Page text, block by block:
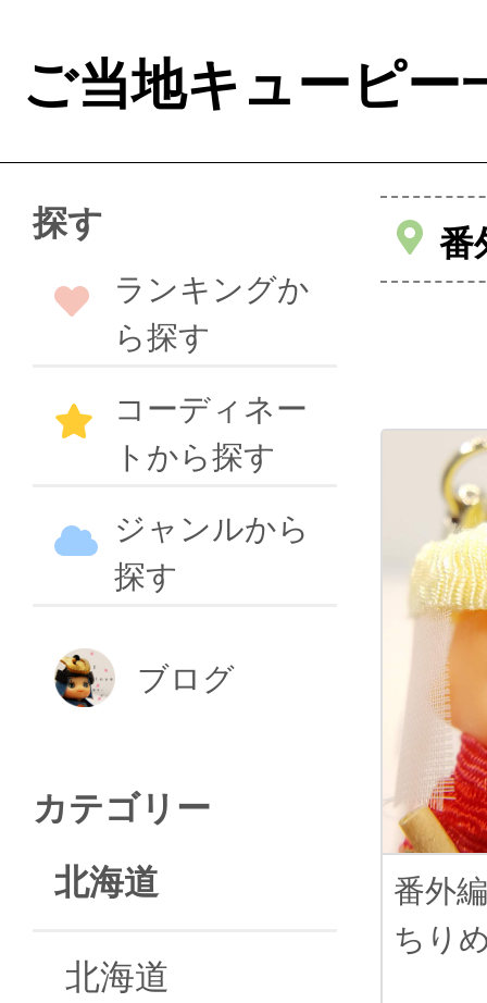
ご当地キューピー
探す
ランキングか
ら探す
コーディネー
トから探す
ジャンルから
探す
ブログ
カテゴリー
北海道
北海道
番
番外編
ちり